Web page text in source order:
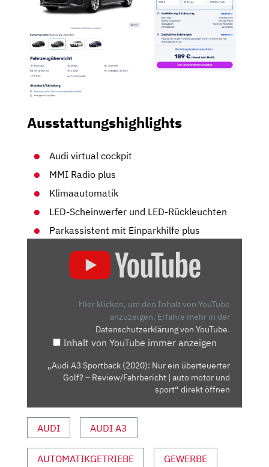
Ausstattungshighlights
Audi virtual cockpit
MMI Radio plus
Klimaautomatik
LED-Scheinwerfer und LED-Rückleuchten
Parkassistent mit Einparkhilfe plus
SPORTBACK
ÜBERTEUERTER
GOLF?
REVIEW/FAHRBERICHT
MOTOR
UND
SPORT“
VON
Hier klicken, um den Inhalt von YouTube
anzuzeigen. Erfahre mehr in der
Datenschutzerklärung von YouTube.
Inhalt von YouTube immer anzeigen
„Audi A3 Sportback (2020): Nur ein überteuerter
Golf? – Review/Fahrbericht | auto motor und
sport“ direkt öffnen
AUDI AUDI A3
AUTOMATIKGETRIEBE GEWERBE